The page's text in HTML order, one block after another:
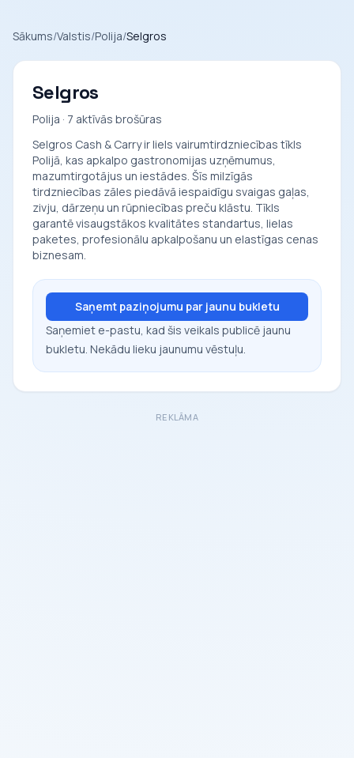
Sākums/Valstis/Polija/Selgros
Selgros
Polija · 7 aktīvās brošūras
Selgros Cash & Carry ir liels vairumtirdzniecības tīkls
Polijā, kas apkalpo gastronomijas uzņēmumus,
mazumtirgotājus un iestādes. Šīs milzīgās
tirdzniecības zāles piedāvā iespaidīgu svaigas gaļas,
zivju, dārzeņu un rūpniecības preču klāstu. Tīkls
garantē visaugstākos kvalitātes standartus, lielas
paketes, profesionālu apkalpošanu un elastīgas cenas
biznesam.
Saņemt paziņojumu par jaunu bukletu
Saņemiet e-pastu, kad šis veikals publicē jaunu
bukletu. Nekādu lieku jaunumu vēstuļu.
REKLĀMA